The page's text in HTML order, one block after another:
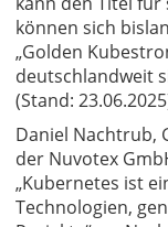
können sich
„Golden
deutschlandweit
(Stand:
Daniel Nachtrub,
der Nuvotex
„Kubernetes ist
Technologien,